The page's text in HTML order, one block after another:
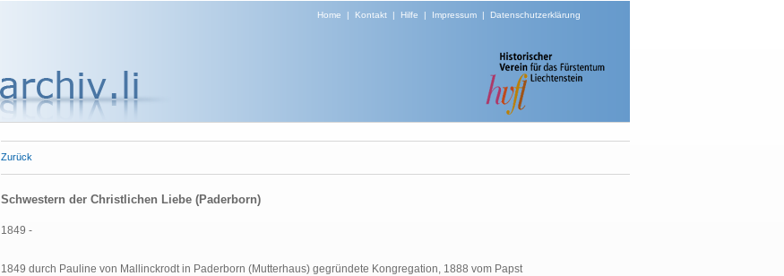
Home | Kontakt| Hilfe | Impressum| Datenschutzerklärung
Zurück
Schwestern der Christlichen Liebe (Paderborn)
1849 -
1849 durch Pauline von Mallinckrodt in Paderborn (Mutterhaus) gegründete Kongregation, 1888 vom Papst